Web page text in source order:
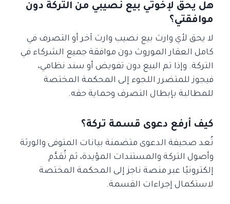
هل يحق لإخوتي بيع نصيبي من التركة دون
موافقتي؟
لا يحق لأي وارث بيع نصيب وارث آخر أو التصرف في
كامل العقار الموروث دون موافقة جميع الشركاء في
التركة. وإذا تم البيع دون تفويض أو سند نظامي،
فيجوز للمتضرر اللجوء إلى المحكمة المختصة
للمطالبة بإبطال التصرف وحماية حقه.
كيف أرفع دعوى قسمة تركة؟
تُعد صحيفة الدعوى متضمنة بيانات المتوفى والورثة
وأصول التركة والمستندات المؤيدة، ثم تُقدَّم
إلكترونيًا عبر منصة ناجز إلى المحكمة المختصة
لاستكمال إجراءات القسمة.